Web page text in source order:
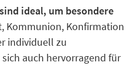
ideal, um besondere
Kommunion, Konfirmation
individuell zu
auch hervorragend für